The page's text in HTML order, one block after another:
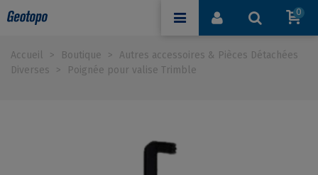
0
Accueil > Boutique >
Autres accessoires & Pièces Détachées
Diverses
> Poignée pour valise Trimble